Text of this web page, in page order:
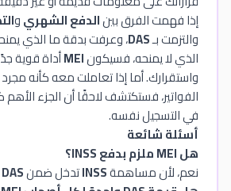
إذا فهمت الفرق بينالدفع الشهريو
والتزمت بـDAS، وعرفت بدقة ما الذي
الذي لا يمنحه، فسيكونMEIأداة قوية
واستقرارك. أما إذا تعاملت معه كأنه
الفواتير، فستكتشف لاحقًا أن الجزء الأهم
في التسجيل نفسه.
أسئلة شائعة
هل MEI ملزم بدفع INSS؟
نعم، لأن مساهمةINSSتدخل ضمنDAS